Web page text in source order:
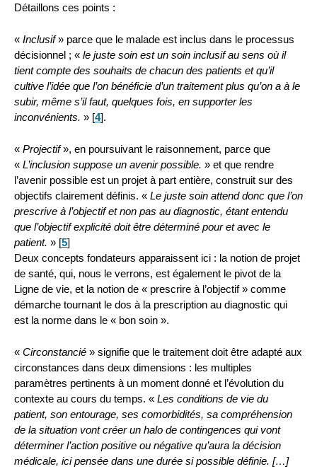
Détaillons ces points :
« Inclusif» parce que le malade est inclus dans le processus
décisionnel ; « le juste soin est un soin inclusif au sens où il
tient compte des souhaits de chacun des patients et qu’il
cultive l’idée que l’on bénéficie d’un traitement plus qu’on a à le
subir, même s’il faut, quelques fois, en supporter les
inconvénients. » [4].
« Projectif», en poursuivant le raisonnement, parce que
« L’inclusion suppose un avenir possible. » et que rendre
l’avenir possible est un projet à part entière, construit sur des
objectifs clairement définis. « Le juste soin attend donc que l’on
prescrive à l’objectif et non pas au diagnostic, étant entendu
que l’objectif explicité doit être déterminé pour et avec le
patient. » [5]
Deux concepts fondateurs apparaissent ici : la notion de projet
de santé, qui, nous le verrons, est également le pivot de la
Ligne de vie, et la notion de « prescrire à l’objectif » comme
démarche tournant le dos à la prescription au diagnostic qui
est la norme dans le « bon soin ».
« Circonstancié » signifie que le traitement doit être adapté aux
circonstances dans deux dimensions : les multiples
paramètres pertinents à un moment donné et l’évolution du
contexte au cours du temps. « Les conditions de vie du
patient, son entourage, ses comorbidités, sa compréhension
de la situation vont créer un halo de contingences qui vont
déterminer l’action positive ou négative qu’aura la décision
médicale, ici pensée dans une durée si possible définie. […]